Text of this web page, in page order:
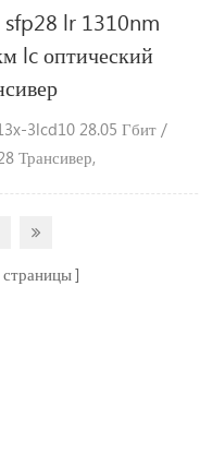
lr 1310nm
lc оптический
3lcd10 28.05 Гбит /
Трансивер,
до 28.05Gbps
следы sfp с
страницы